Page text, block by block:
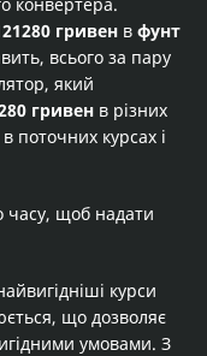
гривен в фунт
всього за пару
який
гривен в різних
поточних курсах і
часу, щоб надати
курси
що дозволяє
умовами. З